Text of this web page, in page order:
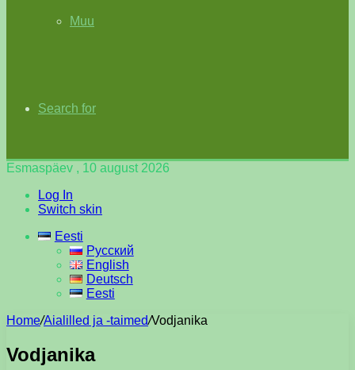
Muu
Search for
Esmaspäev , 10 august 2026
Log In
Switch skin
Eesti
Русский
English
Deutsch
Eesti
Home/Aialilled ja -taimed/Vodjanika
Vodjanika